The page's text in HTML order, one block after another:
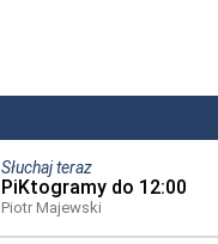
Słuchaj teraz
PiKtogramy do 12:00
Piotr Majewski